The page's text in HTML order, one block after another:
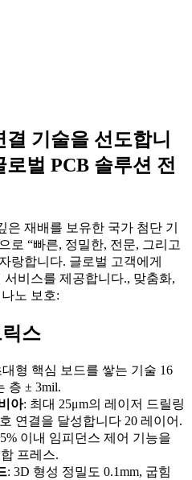
기술을 선도합니
벌 PCB 솔루션 전
은 재배를 보유한 국가 첨단 기
로 “빠른, 정밀한, 전문, 그리고
랑합니다. 글로벌 고객에게
비스를 제공합니다., 맞춤화,
노 보호:
스
형 핵심 보드를 쌓는 기술 16
층 ± 3mil.
아: 최대 25μm의 레이저 드릴링
연결을 달성합니다 20 레이어.
이내 임피던스 제어 기능을
프레스.
: 3D 형성 정밀도 0.1mm, 굽힘